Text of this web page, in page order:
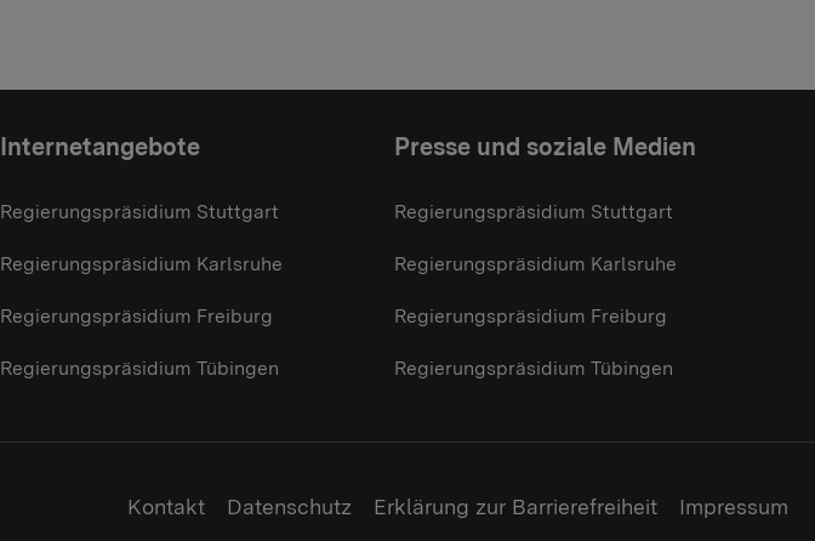
Internetangebote
Regierungspräsidium Stuttgart
Regierungspräsidium Karlsruhe
Regierungspräsidium Freiburg
Regierungspräsidium Tübingen
Presse und soziale Medien
Regierungspräsidium Stuttgart
Regierungspräsidium Karlsruhe
Regierungspräsidium Freiburg
Regierungspräsidium Tübingen
Kontakt Datenschutz Erklärung zur Barrierefreiheit Impressum